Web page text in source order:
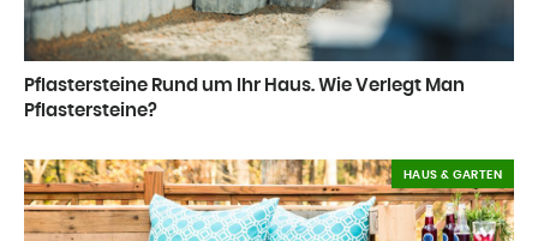
Pflastersteine Rund um Ihr Haus. Wie Verlegt Man
Pflastersteine?
HAUS & GARTEN